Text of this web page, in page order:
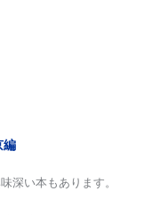
編
深い本もあります。